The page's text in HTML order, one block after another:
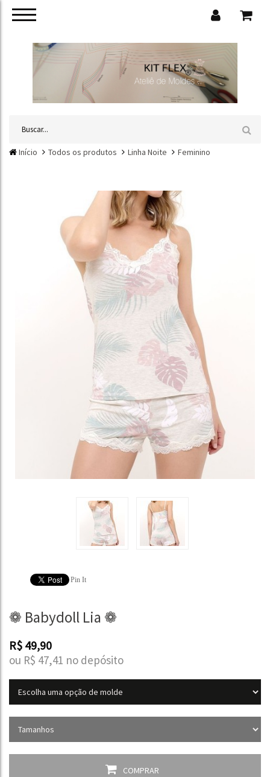
Início Todos os produtos Linha Noite Feminino
Pin It
❁ Babydoll Lia ❁
R$ 49,90
ou R$ 47,41 no depósito
COMPRAR